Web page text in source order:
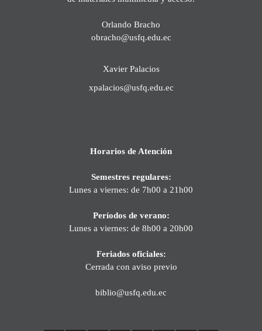
Orlando Bracho
obracho@usfq.edu.ec
Xavier Palacios
xpalacios@usfq.edu.ec
Horarios de Atención
Semestres regulares:
Lunes a viernes: de 7h00 a 21h00
Períodos de verano:
Lunes a viernes: de 8h00 a 20h00
Feriados oficiales:
Cerrada con aviso previo
biblio@usfq.edu.ec